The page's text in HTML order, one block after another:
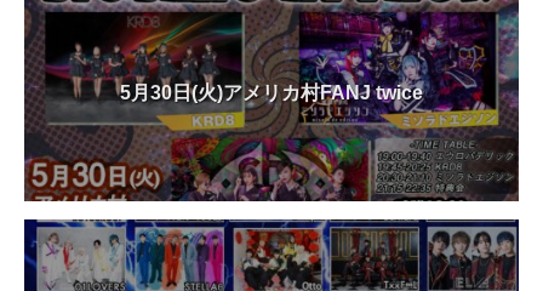
5月30日(火)アメリカ村FANJ twice